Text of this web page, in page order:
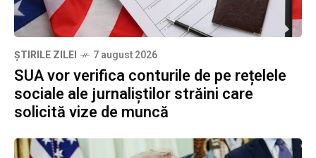
ȘTIRILE ZILEI 7 august 2026
SUA vor verifica conturile de pe rețelele
sociale ale jurnaliștilor străini care
solicită vize de muncă